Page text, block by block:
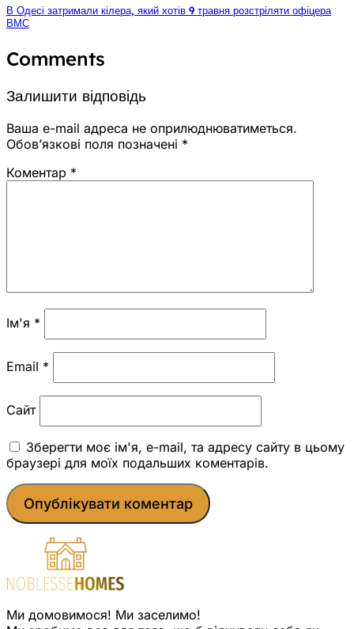
В Одесі затримали кілера, який хотів 9 травня розстріляти офіцера
ВМС
Comments
Залишити відповідь
Ваша e-mail адреса не оприлюднюватиметься.
Обов’язкові поля позначені *
Коментар *
Ім'я *
Email *
Сайт
Зберегти моє ім'я, e-mail, та адресу сайту в цьому
браузері для моїх подальших коментарів.
Ми домовимося! Ми заселимо!